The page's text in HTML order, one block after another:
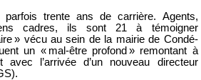
parfois trente ans de carrière. Agents,
cadres, ils sont 21 à témoigner
» vécu au sein de la mairie de Condé-
un « mal-être profond » remontant à
avec l’arrivée d’un nouveau directeur